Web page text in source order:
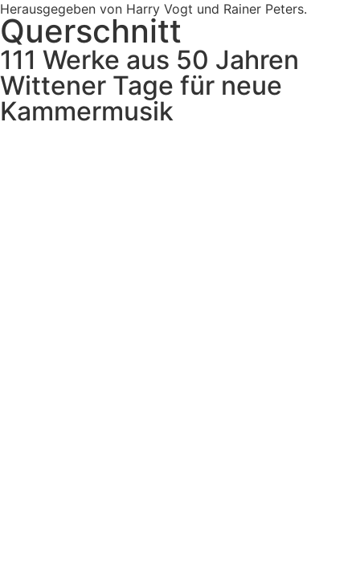
Herausgegeben von Harry Vogt und Rainer Peters.
Querschnitt
111 Werke aus 50 Jahren
Wittener Tage für neue
Kammermusik